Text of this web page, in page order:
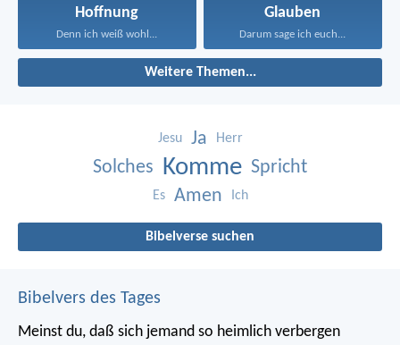
Hoffnung
Denn ich weiß wohl...
Glauben
Darum sage ich euch...
Weitere Themen...
Jesu Ja Herr
Solches Komme Spricht
Es Amen Ich
Bibelverse suchen
Bibelvers des Tages
Meinst du, daß sich jemand so heimlich verbergen